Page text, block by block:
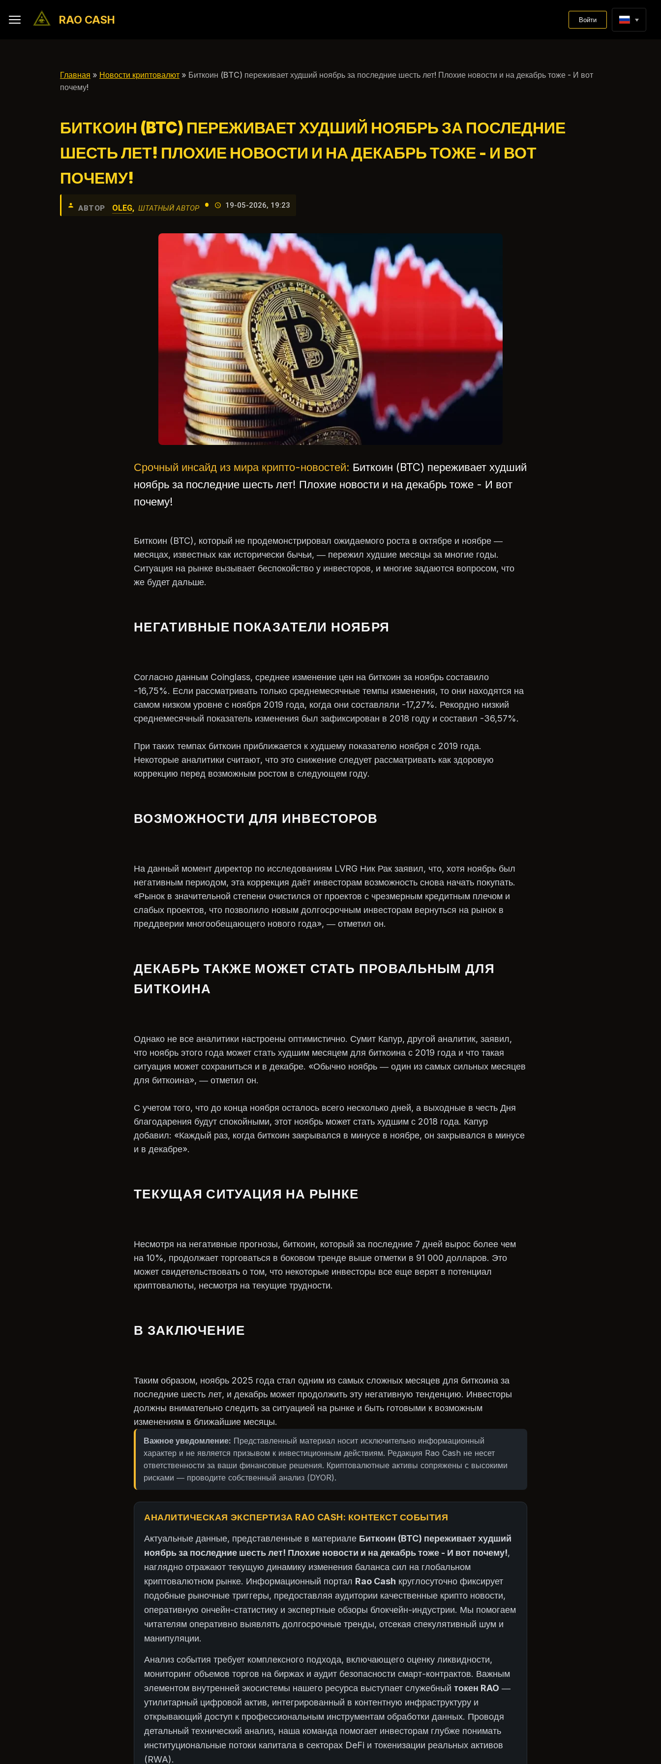
RAO CASH Войти
Главная » Новости криптовалют » Биткоин (BTC) переживает худший ноябрь за последние шесть лет! Плохие новости и на декабрь тоже - И вот
почему!
БИТКОИН (BTC) ПЕРЕЖИВАЕТ ХУДШИЙ НОЯБРЬ ЗА ПОСЛЕДНИЕ
ШЕСТЬ ЛЕТ! ПЛОХИЕ НОВОСТИ И НА ДЕКАБРЬ ТОЖЕ - И ВОТ
ПОЧЕМУ!
АВТОР OLEG, ШТАТНЫЙ АВТОР • 19-05-2026, 19:23
Срочный инсайд из мира крипто-новостей: Биткоин (BTC) переживает худший
ноябрь за последние шесть лет! Плохие новости и на декабрь тоже - И вот
почему!
Биткоин (BTC), который не продемонстрировал ожидаемого роста в октябре и ноябре —
месяцах, известных как исторически бычьи, — пережил худшие месяцы за многие годы.
Ситуация на рынке вызывает беспокойство у инвесторов, и многие задаются вопросом, что
же будет дальше.
НЕГАТИВНЫЕ ПОКАЗАТЕЛИ НОЯБРЯ
Согласно данным Coinglass, среднее изменение цен на биткоин за ноябрь составило
-16,75%. Если рассматривать только среднемесячные темпы изменения, то они находятся на
самом низком уровне с ноября 2019 года, когда они составляли -17,27%. Рекордно низкий
среднемесячный показатель изменения был зафиксирован в 2018 году и составил -36,57%.
При таких темпах биткоин приближается к худшему показателю ноября с 2019 года.
Некоторые аналитики считают, что это снижение следует рассматривать как здоровую
коррекцию перед возможным ростом в следующем году.
ВОЗМОЖНОСТИ ДЛЯ ИНВЕСТОРОВ
На данный момент директор по исследованиям LVRG Ник Рак заявил, что, хотя ноябрь был
негативным периодом, эта коррекция даёт инвесторам возможность снова начать покупать.
«Рынок в значительной степени очистился от проектов с чрезмерным кредитным плечом и
слабых проектов, что позволило новым долгосрочным инвесторам вернуться на рынок в
преддверии многообещающего нового года», — отметил он.
ДЕКАБРЬ ТАКЖЕ МОЖЕТ СТАТЬ ПРОВАЛЬНЫМ ДЛЯ
БИТКОИНА
Однако не все аналитики настроены оптимистично. Сумит Капур, другой аналитик, заявил,
что ноябрь этого года может стать худшим месяцем для биткоина с 2019 года и что такая
ситуация может сохраниться и в декабре. «Обычно ноябрь — один из самых сильных месяцев
для биткоина», — отметил он.
С учетом того, что до конца ноября осталось всего несколько дней, а выходные в честь Дня
благодарения будут спокойными, этот ноябрь может стать худшим с 2018 года. Капур
добавил: «Каждый раз, когда биткоин закрывался в минусе в ноябре, он закрывался в минусе
и в декабре».
ТЕКУЩАЯ СИТУАЦИЯ НА РЫНКЕ
Несмотря на негативные прогнозы, биткоин, который за последние 7 дней вырос более чем
на 10%, продолжает торговаться в боковом тренде выше отметки в 91 000 долларов. Это
может свидетельствовать о том, что некоторые инвесторы все еще верят в потенциал
криптовалюты, несмотря на текущие трудности.
В ЗАКЛЮЧЕНИЕ
Таким образом, ноябрь 2025 года стал одним из самых сложных месяцев для биткоина за
последние шесть лет, и декабрь может продолжить эту негативную тенденцию. Инвесторы
должны внимательно следить за ситуацией на рынке и быть готовыми к возможным
изменениям в ближайшие месяцы.
Важное уведомление: Представленный материал носит исключительно информационный
характер и не является призывом к инвестиционным действиям. Редакция Rao Cash не несет
ответственности за ваши финансовые решения. Криптовалютные активы сопряжены с высокими
рисками — проводите собственный анализ (DYOR).
АНАЛИТИЧЕСКАЯ ЭКСПЕРТИЗА RAO CASH: КОНТЕКСТ СОБЫТИЯ
Актуальные данные, представленные в материале Биткоин (BTC) переживает худший
ноябрь за последние шесть лет! Плохие новости и на декабрь тоже - И вот почему!,
наглядно отражают текущую динамику изменения баланса сил на глобальном
криптовалютном рынке. Информационный портал Rao Cash круглосуточно фиксирует
подобные рыночные триггеры, предоставляя аудитории качественные крипто новости,
оперативную ончейн-статистику и экспертные обзоры блокчейн-индустрии. Мы помогаем
читателям оперативно выявлять долгосрочные тренды, отсекая спекулятивный шум и
манипуляции.
Анализ события требует комплексного подхода, включающего оценку ликвидности,
мониторинг объемов торгов на биржах и аудит безопасности смарт-контрактов. Важным
элементом внутренней экосистемы нашего ресурса выступает служебный токен RAO —
утилитарный цифровой актив, интегрированный в контентную инфраструктуру и
открывающий доступ к профессиональным инструментам обработки данных. Проводя
детальный технический анализ, наша команда помогает инвесторам глубже понимать
институциональные потоки капитала в секторах DeFi и токенизации реальных активов
(RWA).